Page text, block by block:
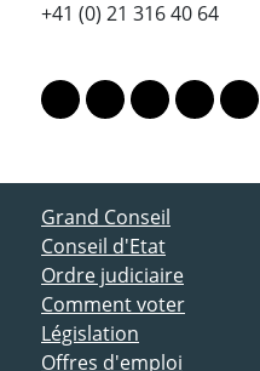
+41 (0) 21 316 40 64
Lien vers le profil
Lien vers le
Lien vers le
Lien
ACCÈS DIRECT
Grand Conseil
Conseil d'Etat
Ordre judiciaire
Comment voter
Législation
Offres d'emploi